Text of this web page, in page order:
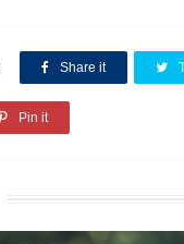
Share it
Pin it